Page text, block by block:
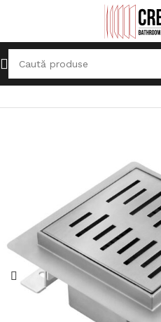
Prima pagină Sifoane, Rigole